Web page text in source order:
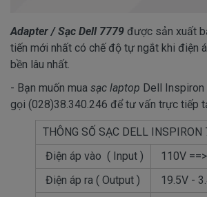
Adapter / Sạc Dell 7779 được sản xuất
tiến mới nhất có chế độ tự ngắt khi điện
bền lâu nhất.
- Bạn muốn mua sạc laptop Dell Inspiron
gọi (028)38.340.246 để tư vấn trực tiếp
THÔNG SỐ SẠC DELL INSPIRON
Điện áp vào ( Input )
110V
Điện áp ra ( Output )
19.5V -